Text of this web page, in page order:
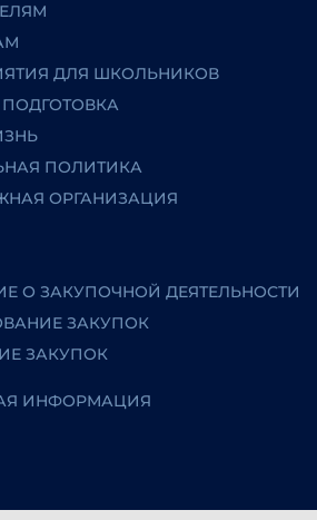
ДЛЯ ШКОЛЬНИКОВ
ПОЛИТИКА
ОРГАНИЗАЦИЯ
О ЗАКУПОЧНОЙ ДЕЯТЕЛЬНОСТИ
ЗАКУПОК
ЗАКУПОК
ИНФОРМАЦИЯ